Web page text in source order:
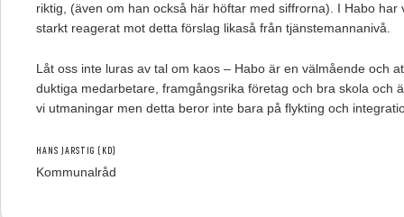
riktig, (även om han också här höftar med siffrorna). I Habo har
starkt reagerat mot detta förslag likaså från tjänstemannanivå.
Låt oss inte luras av tal om kaos – Habo är en välmående och
duktiga medarbetare, framgångsrika företag och bra skola och
vi utmaningar men detta beror inte bara på flykting och
HANS JARSTIG (KD)
Kommunalråd